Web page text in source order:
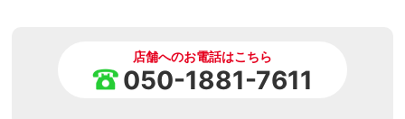
店舗へのお電話はこちら
050-1881-7611